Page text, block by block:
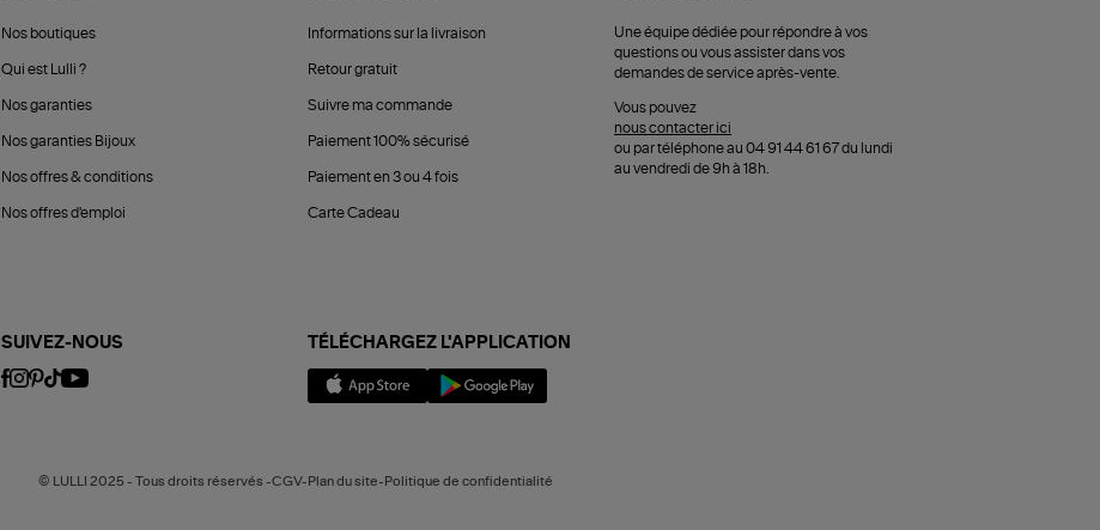
Nos boutiques
Qui est Lulli ?
Nos garanties
Nos garanties Bijoux
Nos offres & conditions
Nos offres d'emploi
Informations sur la livraison
Retour gratuit
Suivre ma commande
Paiement 100% sécurisé
Paiement en 3 ou 4 fois
Carte Cadeau
Une équipe dédiée pour répondre à vos
questions ou vous assister dans vos
demandes de service après-vente.
Vous pouvez
nous contacter ici
ou par téléphone au 04 91 44 61 67 du lundi
au vendredi de 9h à 18h.
SUIVEZ-NOUS TÉLÉCHARGEZ L'APPLICATION
© LULLI 2025 - Tous droits réservés -CGV-Plan du site-Politique de confidentialité